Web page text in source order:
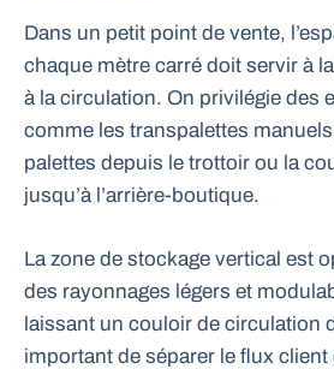
Dans un petit point de vente,
chaque mètre carré doit servir à
à la circulation. On privilégie des
comme les transpalettes
palettes depuis le trottoir ou la
jusqu’à l’arrière-boutique.
La zone de stockage vertical est
des rayonnages légers et
laissant un couloir de circulation
important de séparer le flux